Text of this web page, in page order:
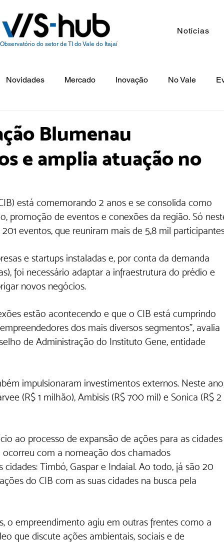
Observatório do setor de TI do Vale do Itajaí
Notícias
Novidades Mercado Inovação No Vale
Blumenau
e amplia atuação no
está comemorando 2 anos e se consolida como
promoção de eventos e conexões da região. Só
eventos, que reuniram mais de 5,8 mil
e startups instaladas e, por conta da demanda
foi necessário adaptar a infraestrutura do prédio e
novos negócios.
estão acontecendo e que o CIB está cumprindo
dos mais diversos segmentos”, avalia
de Administração do Instituto Gene, entidade
impulsionaram investimentos externos. Neste
(R$ 1 milhão), Ambisis (R$ 700 mil) e Sonica (R$ 2
ao processo de expansão de ações para as
com a nomeação dos chamados
Timbó, Gaspar e Indaial. Ao todo, já são 20
do CIB com as suas cidades na busca pela
o empreendimento agiu em outras frentes como a
que discute ações ambientais, sociais e de